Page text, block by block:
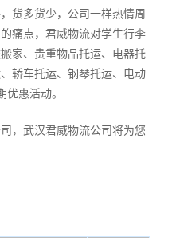
货多货少，公司一样热情周
痛点，君威物流对学生行李
家、贵重物品托运、电器托
轿车托运、钢琴托运、电动
优惠活动。
，武汉君威物流公司将为您